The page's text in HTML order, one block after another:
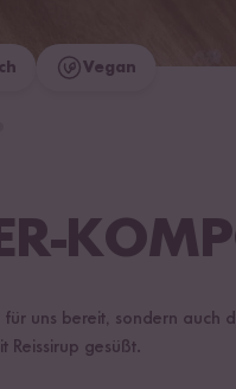
Vegan
uns bereit, sondern auch
Reissirup gesüßt.